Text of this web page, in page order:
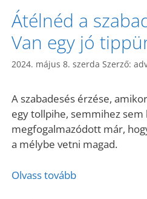
Átélnéd a
Van egy jó
2024. május 8. szerda Szerző:
A szabadesés érzése,
egy tollpihe, semmihez
megfogalmazódott már,
a mélybe vetni magad.
Olvass tovább